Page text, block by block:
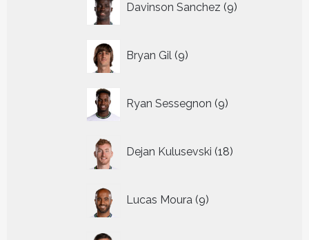
Davinson Sanchez 9
producten
Bryan Gil 9
producten
Ryan Sessegnon 9
producten
Dejan Kulusevski 18
producten
Lucas Moura 9
producten